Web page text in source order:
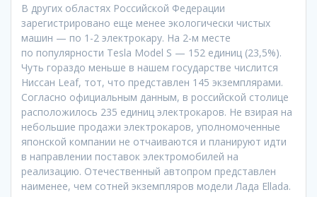
В других областях Российской Федерации
зарегистрировано еще менее экологически чистых
машин — по 1-2 электрокару. На 2-м месте
по популярности Tesla Model S — 152 единиц (23,5%).
Чуть гораздо меньше в нашем государстве числится
Ниссан Leaf, тот, что представлен 145 экземплярами.
Согласно официальным данным, в российской столице
расположилось 235 единиц электрокаров. Не взирая на
небольшие продажи электрокаров, уполномоченные
японской компании не отчаиваются и планируют идти
в направлении поставок электромобилей на
реализацию. Отечественный автопром представлен
наименее, чем сотней экземпляров модели Лада Ellada.